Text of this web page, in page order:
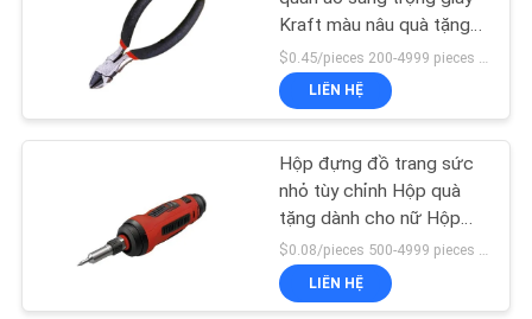
TRANG
Kraft màu nâu quà tặng
túi giấy Boutique lớn cho
logo băng tay cầm túi
LIÊN HỆ
Hộp đựng đồ trang sức
nhỏ tùy chỉnh Hộp quà
tặng dành cho nữ Hộp
đóng gói giá rẻ
$0.08/pieces 500-4999 pieces MOQ:500 miếng
LIÊN HỆ